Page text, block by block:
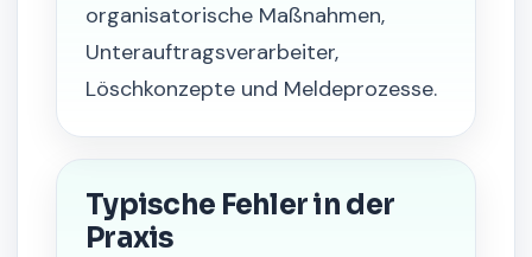
organisatorische Maßnahmen,
Unterauftragsverarbeiter,
Löschkonzepte und Meldeprozesse.
Typische Fehler in der
Praxis